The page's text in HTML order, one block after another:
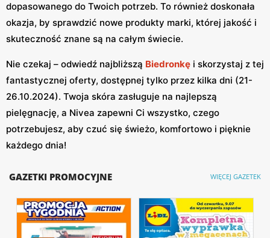
dopasowanego do Twoich potrzeb. To również doskonała
okazja, by sprawdzić nowe produkty marki, której jakość i
skuteczność znane są na całym świecie.
Nie czekaj – odwiedź najbliższą Biedronkę i skorzystaj z tej
fantastycznej oferty, dostępnej tylko przez kilka dni (21-
26.10.2024). Twoja skóra zasługuje na najlepszą
pielęgnację, a Nivea zapewni Ci wszystko, czego
potrzebujesz, aby czuć się świeżo, komfortowo i pięknie
każdego dnia!